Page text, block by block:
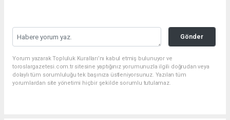
Gönder
Yorum yazarak Topluluk Kuralları’nı kabul etmiş bulunuyor ve
toroslargazetesi.com.tr sitesine yaptığınız yorumunuzla ilgili doğrudan veya
dolaylı tüm sorumluluğu tek başınıza üstleniyorsunuz. Yazılan tüm
yorumlardan site yönetimi hiçbir şekilde sorumlu tutulamaz.